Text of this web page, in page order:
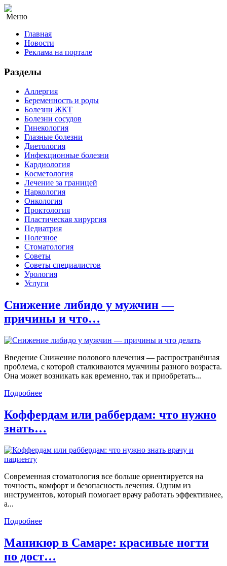
Меню
Главная
Новости
Реклама на портале
Разделы
Аллергия
Беременность и роды
Болезни ЖКТ
Болезни сосудов
Гинекология
Глазные болезни
Диетология
Инфекционные болезни
Кардиология
Косметология
Лечение за границей
Наркология
Онкология
Проктология
Пластическая хирургия
Педиатрия
Полезное
Стоматология
Советы
Советы специалистов
Урология
Услуги
Снижение либидо у мужчин —
причины и что…
Введение Снижение полового влечения — распространённая
проблема, с которой сталкиваются мужчины разного возраста.
Она может возникать как временно, так и приобретать...
Подробнее
Коффердам или раббердам: что нужно
знать…
Современная стоматология все больше ориентируется на
точность, комфорт и безопасность лечения. Одним из
инструментов, который помогает врачу работать эффективнее,
а...
Подробнее
Маникюр в Самаре: красивые ногти
по дост…